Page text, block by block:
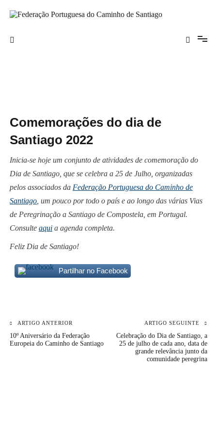
para
Santiago
Comemorações do dia de
Santiago 2022
Inicia-se hoje um conjunto de atividades de comemoração do
Dia de Santiago, que se celebra a 25 de Julho, organizadas
pelos associados da Federação Portuguesa do Caminho de
Santiago , um pouco por todo o país e ao longo das várias Vias
de Peregrinação a Santiago de Compostela, em Portugal.
Consulte aqui a agenda completa.
Feliz Dia de Santiago!
Partilhar no Facebook
Navegação
de
ARTIGO ANTERIOR
10º Aniversário da Federação
Europeia do Caminho de Santiago
ARTIGO SEGUINTE
Celebração do Dia de Santiago, a
25 de julho de cada ano, data de
grande relevância junto da
comunidade peregrina